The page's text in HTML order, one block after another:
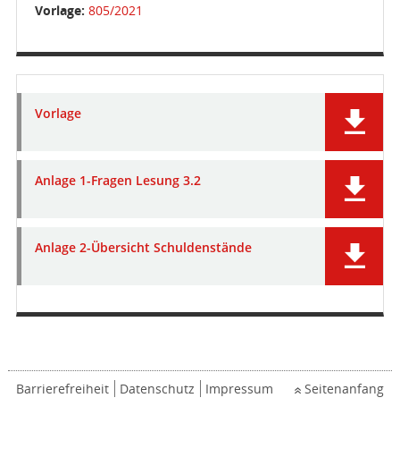
Vorlage: 805/2021
Vorlage
Anlage 1-Fragen Lesung 3.2
Anlage 2-Übersicht Schuldenstände
Barrierefreiheit Datenschutz Impressum Seitenanfang